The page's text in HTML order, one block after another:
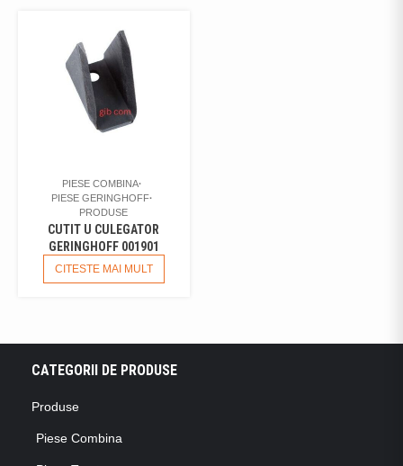
PIESE COMBINA
PIESE GERINGHOFF
PRODUSE
CUTIT U CULEGATOR
GERINGHOFF 001901
CITESTE MAI MULT
CATEGORII DE PRODUSE
Produse
Piese Combina